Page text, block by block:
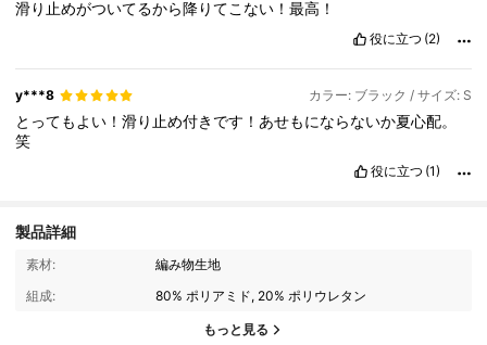
滑り止めがついてるから降りてこない！最高！
役に立つ (2)
y***8 カラー: ブラック / サイズ: S
とってもよい！滑り止め付きです！あせもにならないか夏心配。
笑
役に立つ (1)
製品詳細
素材:
編み物生地
組成:
80% ポリアミド, 20% ポリウレタン
もっと見る
1.1M フォロワー
1.1M フォロワー